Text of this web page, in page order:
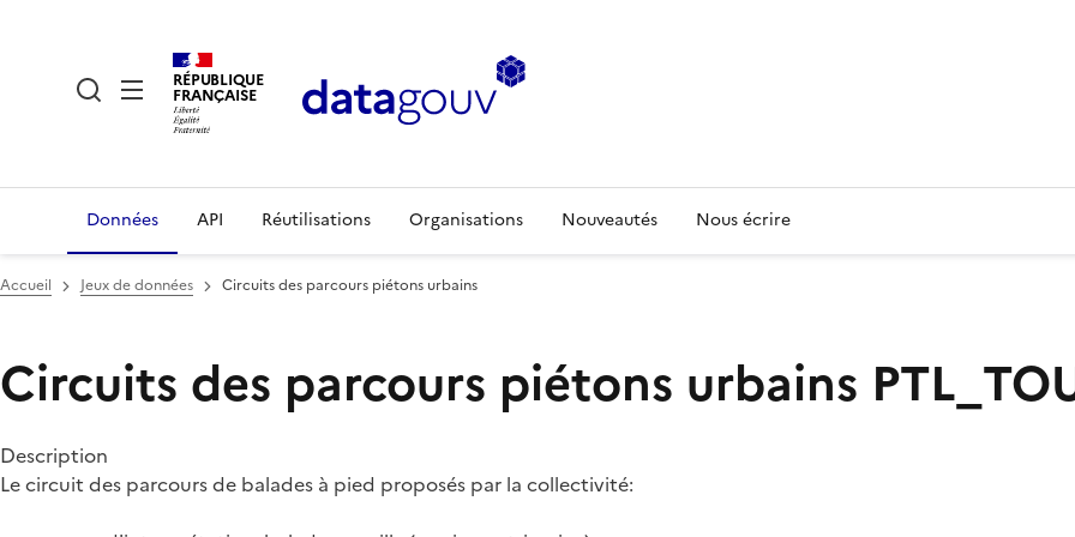
RÉPUBLIQUE
FRANÇAISE
Données API Réutilisations Organisations Nouveautés Nous écrire
Accueil Jeux de données Circuits des parcours piétons urbains
Circuits des parcours piétons urbains
Description
Le circuit des parcours de balades à pied proposés par la collectivité: